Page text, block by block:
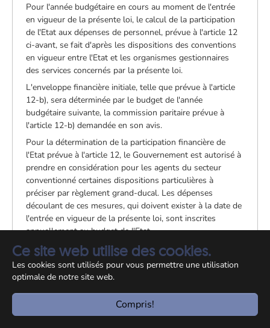
Ce site web utilise des cookies.
Les cookies sont utilisés pour vous permettre une utilisation
optimale de notre site web.
Compris!
Pour l'année budgétaire en cours au moment de l'entrée
en vigueur de la présente loi, le calcul de la participation
de l'Etat aux dépenses de personnel, prévue à l'article 12
ci-avant, se fait d'après les dispositions des conventions
en vigueur entre l'Etat et les organismes gestionnaires
des services concernés par la présente loi.
L'enveloppe financière initiale, telle que prévue à l'article
12-b), sera déterminée par le budget de l'année
budgétaire suivante, la commission paritaire prévue à
l'article 12-b) demandée en son avis.
Pour la détermination de la participation financière de
l'Etat prévue à l'article 12, le Gouvernement est autorisé à
prendre en considération pour les agents du secteur
conventionné certaines dispositions particulières à
préciser par règlement grand-ducal. Les dépenses
découlant de ces mesures, qui doivent exister à la date de
l'entrée en vigueur de la présente loi, sont inscrites
annuellement au budget de l'Etat.
Art. 24
Les personnes physiques et morales, qui exercent leur
activité depuis plus d'une année et qui ne remplissent pas
conditions pour obtenir l'agrément prévu à l'article 2,
disposent d'un délai ne pouvant excéder cinq ans pour se